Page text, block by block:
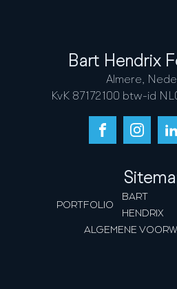
Bart Hendrix
Almere,
KvK 87172100 btw-id
PORTFOLIO
BART
HENDRIX
ALGEMENE